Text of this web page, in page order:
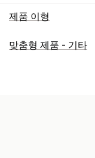
제품 이형
맞춤 설정
맞춤형 제품 - 기타